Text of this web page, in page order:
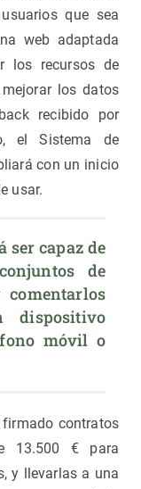
que sea
web adaptada
los recursos de
los datos
recibido por
el Sistema de
con un inicio
usar.
ser capaz de
de
comentarlos
dispositivo
móvil o
contratos
13.500 € para
y llevarlas a una